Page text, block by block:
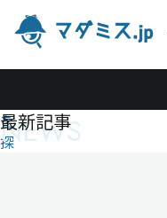
を
探
NEWS
最新記事